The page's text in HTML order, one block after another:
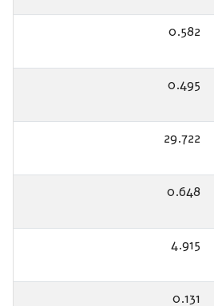
0.582
0.495
29.722
0.648
4.915
0.131